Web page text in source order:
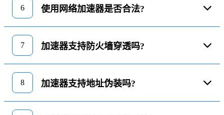
6 使用网络加速器是否合法?
7 加速器支持防火墙穿透吗?
8 加速器支持地址伪装吗?